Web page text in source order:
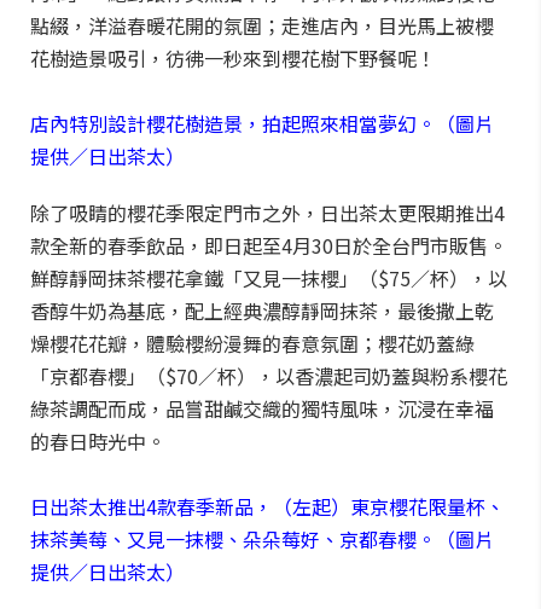
點綴，洋溢春暖花開的氛圍；走進店內，目光馬上被櫻
花樹造景吸引，彷彿一秒來到櫻花樹下野餐呢！
店內特別設計櫻花樹造景，拍起照來相當夢幻。（圖片
提供／日出茶太）
除了吸睛的櫻花季限定門市之外，日出茶太更限期推出4
款全新的春季飲品，即日起至4月30日於全台門市販售。
鮮醇靜岡抹茶櫻花拿鐵「又見一抹櫻」（$75／杯），以
香醇牛奶為基底，配上經典濃醇靜岡抹茶，最後撒上乾
燥櫻花花瓣，體驗櫻紛漫舞的春意氛圍；櫻花奶蓋綠
「京都春櫻」（$70／杯），以香濃起司奶蓋與粉系櫻花
綠茶調配而成，品嘗甜鹹交織的獨特風味，沉浸在幸福
的春日時光中。
日出茶太推出4款春季新品，（左起）東京櫻花限量杯、
抹茶美莓、又見一抹櫻、朵朵莓好、京都春櫻。（圖片
提供／日出茶太）